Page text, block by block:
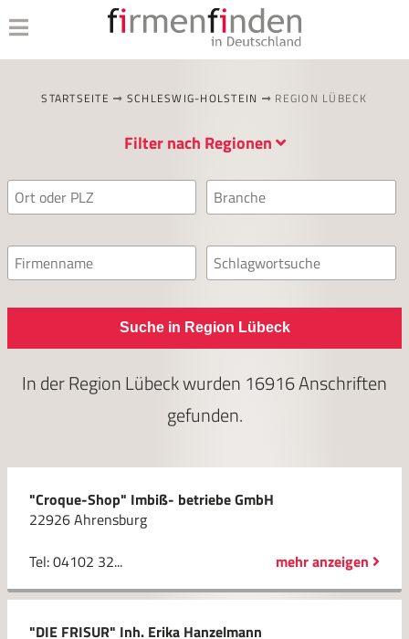
STARTSEITE SCHLESWIG-HOLSTEIN REGION LÜBECK
Filter nach Regionen
Suche in Region Lübeck
In der Region Lübeck wurden 16916Anschriften
gefunden.
"Croque-Shop" Imbiß- betriebe GmbH
22926 Ahrensburg
Tel: 04102 32...
mehr anzeigen
"DIE FRISUR" Inh. Erika Hanzelmann